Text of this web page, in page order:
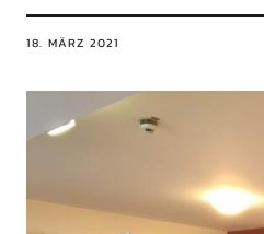
18. MÄRZ 2021